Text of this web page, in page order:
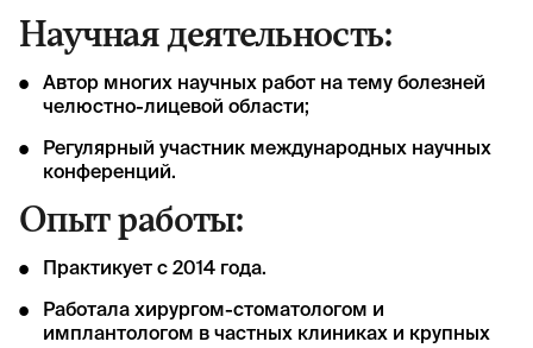
Научная деятельность:
Автор многих научных работ на тему болезней
челюстно-лицевой области;
Регулярный участник международных научных
конференций.
Опыт работы:
Практикует с 2014 года.
Работала хирургом-стоматологом и
имплантологом в частных клиниках и крупных